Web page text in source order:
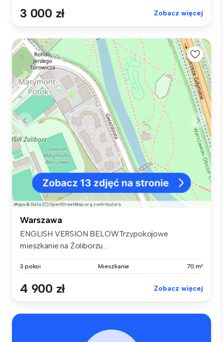
3 000 zł Zobacz więcej
Warszawa
ENGLISH VERSION BELOWTrzypokojowe
mieszkanie na Żoliborzu...
3 pokoi Mieszkanie 70 m²
4 900 zł Zobacz więcej